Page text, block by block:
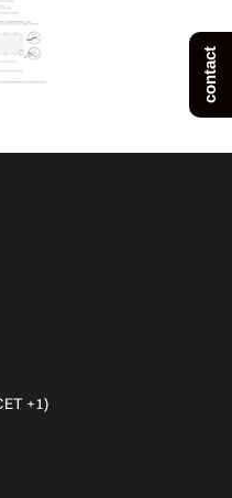
+1)
contact